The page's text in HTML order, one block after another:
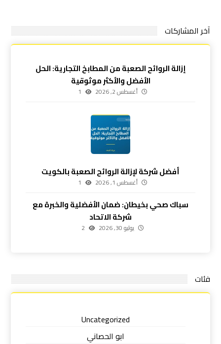
آخر المشاركات
إزالة الروائح الصعبة من المطابخ التجارية: الحل
الأفضل والأكثر موثوقية
أغسطس 2, 2026 1
أفضل شركة لإزالة الروائح الصعبة بالكويت
أغسطس 1, 2026 1
سباك صحي بخيطان: ضمان الأفضلية والخبرة مع
شركة الاتحاد
يوليو 30, 2026 2
فئات
Uncategorized
ابو الحصاني